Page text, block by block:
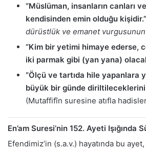
“Müslüman, insanların canları
kendisinden emin olduğu kişidir.”
dürüstlük ve emanet vurgusunun
“Kim bir yetimi himaye ederse,
iki parmak gibi (yan yana)
“Ölçü ve tartıda hile yapanlara
büyük bir günde diriltileceklerini
(Mutaffifîn suresine atıfla
En’am Suresi’nin 152. Ayeti Işığında
Efendimiz’in (s.a.v.) hayatında bu ayet,